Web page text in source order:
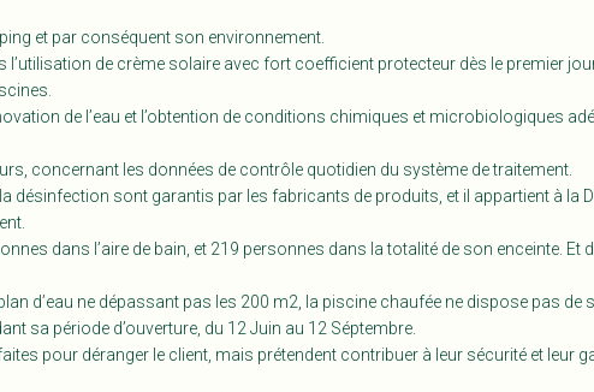
et par conséquent son environnement.
de crème solaire avec fort coefficient protecteur dès le premier
de l’eau et l’obtention de conditions chimiques et microbiologiques
concernant les données de contrôle quotidien du système de traitement.
désinfection sont garantis par les fabricants de produits, et il appartient à la
dans l’aire de bain, et 219 personnes dans la totalité de son enceinte.
d’eau ne dépassant pas les 200 m2, la piscine chaufée ne dispose pas
sa période d’ouverture, du 12 Juin au 12 Séptembre.
pour déranger le client, mais prétendent contribuer à leur sécurité et leur